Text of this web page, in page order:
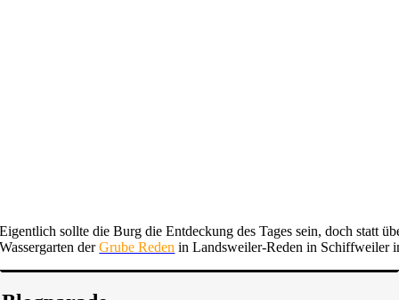
Eigentlich sollte die Burg die Entdeckung des Tages sein, doch statt
Wassergarten derGrube Reden in Landsweiler-Reden in Schiffweiler